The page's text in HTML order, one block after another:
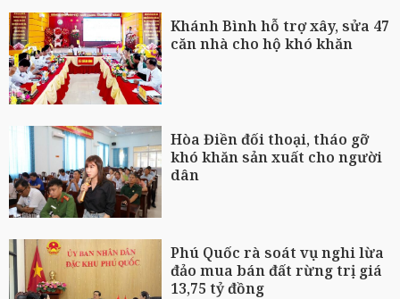
Khánh Bình hỗ trợ xây, sửa 47
căn nhà cho hộ khó khăn
Hòa Điền đối thoại, tháo gỡ
khó khăn sản xuất cho người
dân
Phú Quốc rà soát vụ nghi lừa
đảo mua bán đất rừng trị giá
13,75 tỷ đồng